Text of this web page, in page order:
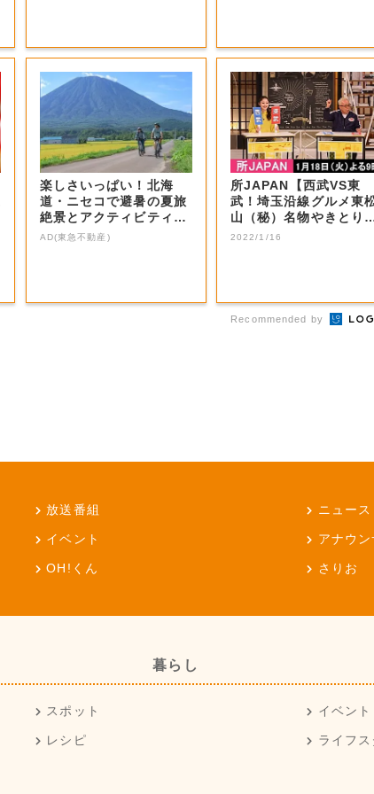
楽しさいっぱい！北海
道・ニセコで避暑の夏旅
絶景とアクティビティが
揃う「ニセコ東...
AD(東急不動産)
所JAPAN【西武VS東
武！埼玉沿線グルメ東
山（秘）名物やきとり
秩父ホルモン...
2022/1/16
Recommended by
放送番組 ニュース
イベント アナウ
OH!くん さりお
暮らし
スポット イベント
レシピ ライフ